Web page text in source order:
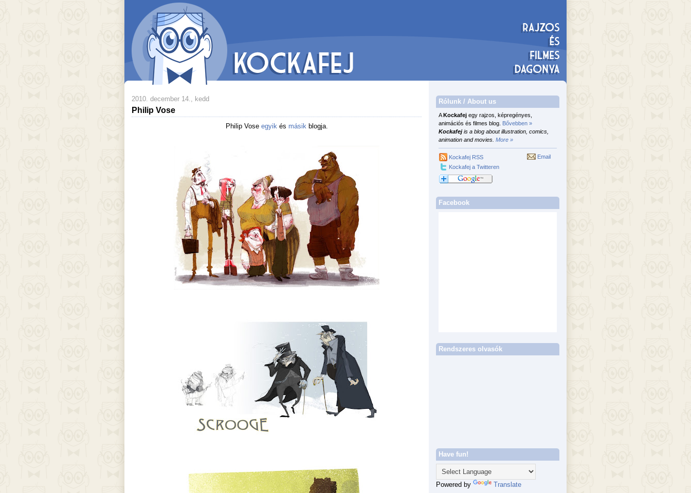
2010. december 14., kedd
Philip Vose
Philip Vose egyik és másik blogja.
Rólunk / About us
AKockafej egy rajzos, képregényes,
animációs és filmes blog. Bővebben »
Kockafejis a blog about illustration, comics,
animation and movies. More »
Kockafej RSS
Kockafej a Twitteren
Email
Facebook
Rendszeres olvasók
Have fun!
Powered by Translate